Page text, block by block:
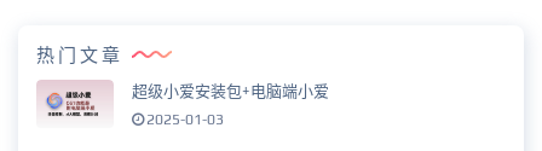
热门文章
超级小爱安装包+电脑端小爱
2025-01-03